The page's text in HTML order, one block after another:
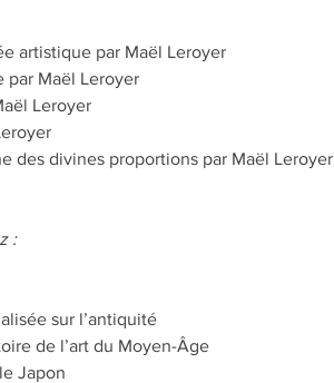
artistique par Maël Leroyer
par Maël Leroyer
Leroyer
des divines proportions par Maël Leroyer
:
sur l’antiquité
de l’art du Moyen-Âge
Japon